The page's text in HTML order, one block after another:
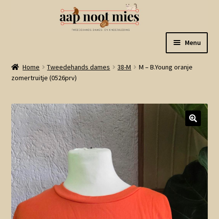
naar
navigatie
de
inhoud
Menu
Welkom
Winkel
Mijn account
Winkelmand
Linkjes
Home Tweedehands dames 38-M
M – B.Young oranje
zomertruitje (0526prv)